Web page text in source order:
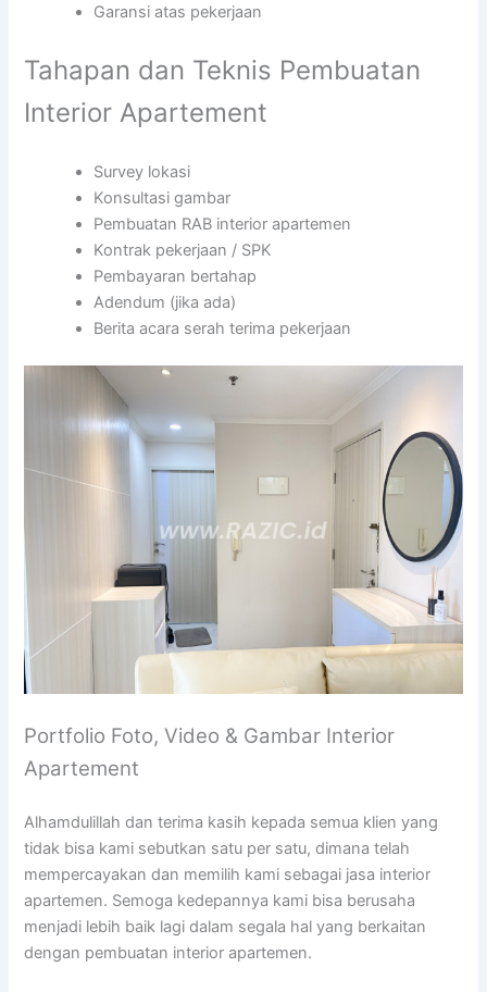
Garansi atas pekerjaan
Tahapan dan Teknis Pembuatan
Interior Apartement
Survey lokasi
Konsultasi gambar
Pembuatan RAB interior apartemen
Kontrak pekerjaan / SPK
Pembayaran bertahap
Adendum (jika ada)
Berita acara serah terima pekerjaan
Portfolio Foto, Video & Gambar Interior
Apartement
Alhamdulillah dan terima kasih kepada semua klien yang
tidak bisa kami sebutkan satu per satu, dimana telah
mempercayakan dan memilih kami sebagai jasa interior
apartemen. Semoga kedepannya kami bisa berusaha
menjadi lebih baik lagi dalam segala hal yang berkaitan
dengan pembuatan interior apartemen.